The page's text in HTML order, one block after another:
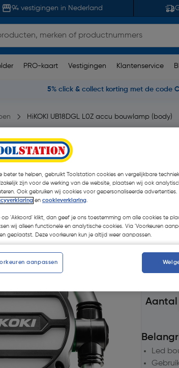
94 vestigingen in Nederland
PRO-kaart Vestigingen Klantenservice
5% click & collect korting met de code
HiKOKI UB18DGL L0Z accu bouwlamp (body)
(body) 14,4-18V
2 opmerking(en)
€
Aantal
Led
beter te helpen, gebruikt Toolstation cookies en vergelijkbare
zijn voor de werking van de website, plaatsen wij ook
Ook gebruiken wij cookies voor gepersonaliseerde advertenties.
en cookieverklaring.
op 'Akkoord' klikt, dan geef je ons toestemming om alle cookies te
wij alleen functionele en analytische cookies. Via 'Voorkeuren
geplaatst. Deze voorkeuren kun je altijd weer aanpassen.
aanpassen